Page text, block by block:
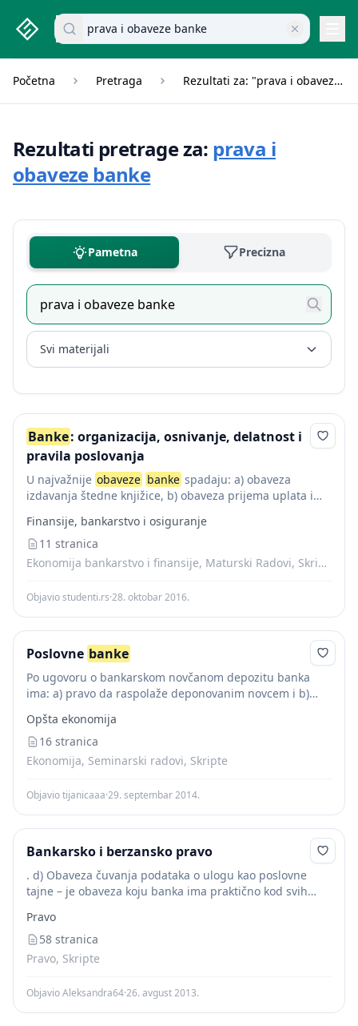
studenti.rs home page
Pretraži dokumente
Početna Pretraga Rezultati za: "prava i obaveze banke"
Rezultati pretrage za: prava i
obaveze banke
Pametna Precizna
Svi materijali
Banke: organizacija, osnivanje, delatnost i
pravila poslovanja
U najvažnije obaveze banke spadaju: a) obaveza
izdavanja štedne knjižice, b) obaveza prijema uplata i
čuvanja poslovne tajne. (a) Obaveza izdavanja...
Finansije, bankarstvo i osiguranje
11 stranica
Ekonomija bankarstvo i finansije, Maturski Radovi, Skripte
Objavio studenti.rs·28. oktobar 2016.
Poslovne banke
Po ugovoru o bankarskom novčanom depozitu banka
ima: a) pravo da raspolaže deponovanim novcem i b)
računu. (a) Pravo raspolaganja...
Opšta ekonomija
16 stranica
Ekonomija, Seminarski radovi, Skripte
Objavio tijanicaaa·29. septembar 2014.
Bankarsko i berzansko pravo
. d) Obaveza čuvanja podataka o ulogu kao poslovne
tajne – je obaveza koju banka ima praktično kod svih
značajna. Osnovno pravo...
Pravo
58 stranica
Pravo, Skripte
Objavio Aleksandra64·26. avgust 2013.